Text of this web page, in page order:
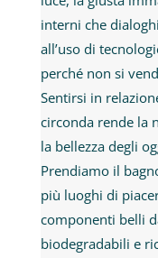
interni che
all’uso di
perché non si
Sentirsi in
circonda rende la
la bellezza degli
Prendiamo il
più luoghi di
componenti belli
biodegradabili e